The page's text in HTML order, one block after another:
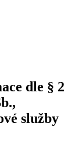
dle § 2
služby